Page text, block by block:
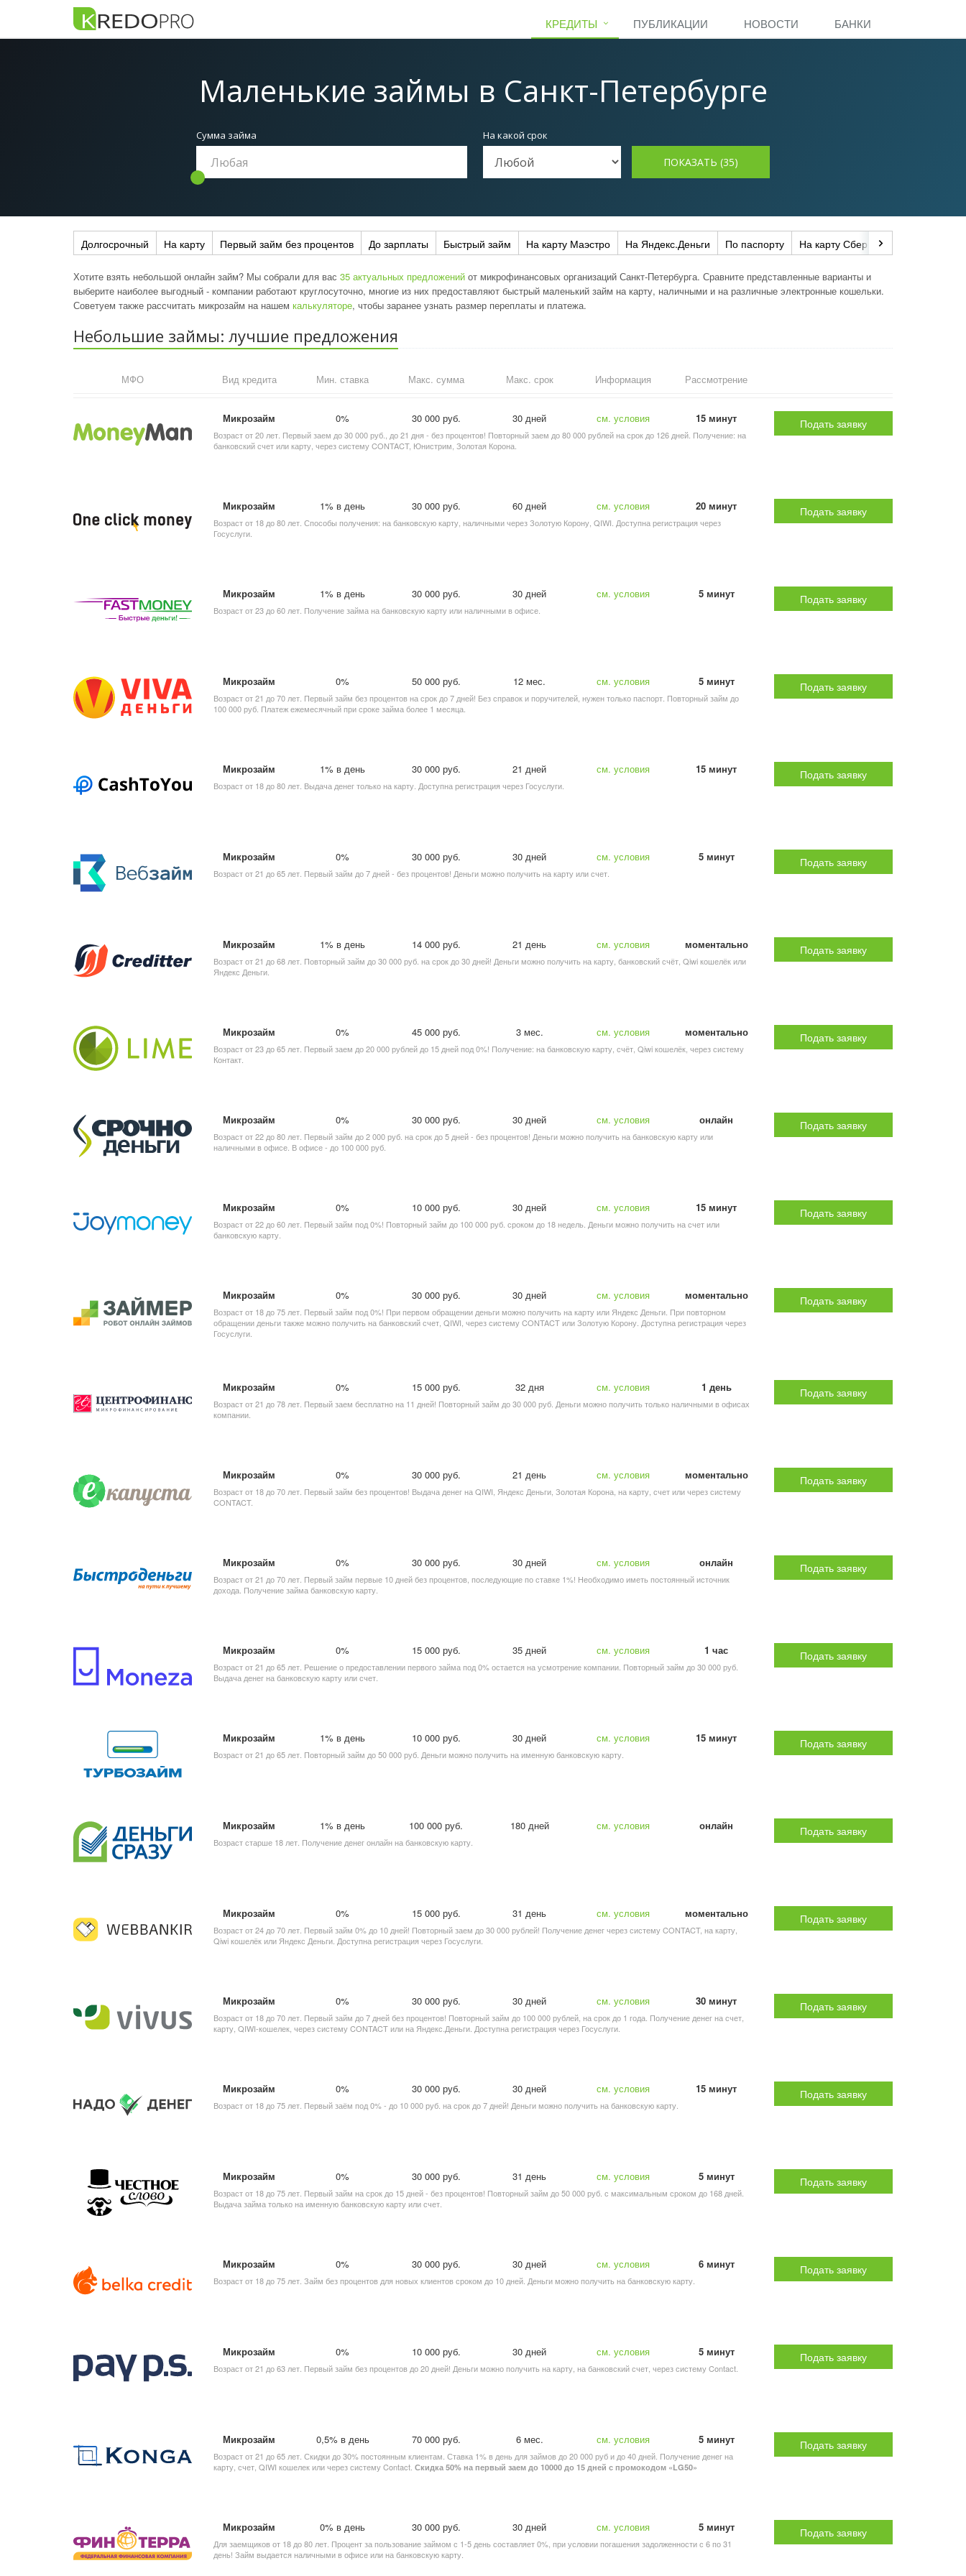
КРЕДИТЫ ПУБЛИКАЦИИ НОВОСТИ БАНКИ
Маленькие займы в Санкт-Петербурге
Сумма займа На какой срок
Долгосрочный На карту Первый займ без процентов До зарплаты Быстрый займ На карту Маэстро На Яндекс.Деньги По паспорту На карту Сбербанка
Хотите взять небольшой онлайн займ? Мы собрали для вас 35 актуальных предложений от микрофинансовых организаций Санкт-Петербурга. Сравните представленные варианты и
выберите наиболее выгодный - компании работают круглосуточно, многие из них предоставляют быстрый маленький займ на карту, наличными и на различные электронные кошельки.
Советуем также рассчитать микрозайм на нашем калькуляторе, чтобы заранее узнать размер переплаты и платежа.
Небольшие займы: лучшие предложения
МФО Вид кредита Мин. ставка Макс. сумма Макс. срок Информация Рассмотрение
Микрозайм 0% 30 000 руб. 30 дней см. условия 15 минут
Возраст от 20 лет. Первый заем до 30 000 руб., до 21 дня - без процентов! Повторный заем до 80 000 рублей на срок до 126 дней. Получение: на
банковский счет или карту, через систему CONTACT, Юнистрим, Золотая Корона.
Подать заявку
Микрозайм 1% в день 30 000 руб. 60 дней см. условия 20 минут
Возраст от 18 до 80 лет. Способы получения: на банковскую карту, наличными через Золотую Корону, QIWI. Доступна регистрация через
Госуслуги.
Подать заявку
Микрозайм 1% в день 30 000 руб. 30 дней см. условия 5 минут
Возраст от 23 до 60 лет. Получение займа на банковскую карту или наличными в офисе.
Подать заявку
Микрозайм 0% 50 000 руб. 12 мес. см. условия 5 минут
Возраст от 21 до 70 лет. Первый займ без процентов на срок до 7 дней! Без справок и поручителей, нужен только паспорт. Повторный займ до
100 000 руб. Платеж ежемесячный при сроке займа более 1 месяца.
Подать заявку
Микрозайм 1% в день 30 000 руб. 21 дней см. условия 15 минут
Возраст от 18 до 80 лет. Выдача денег только на карту. Доступна регистрация через Госуслуги.
Подать заявку
Микрозайм 0% 30 000 руб. 30 дней см. условия 5 минут
Возраст от 21 до 65 лет. Первый займ до 7 дней - без процентов! Деньги можно получить на карту или счет.
Подать заявку
Микрозайм 1% в день 14 000 руб. 21 день см. условия моментально
Возраст от 21 до 68 лет. Повторный займ до 30 000 руб. на срок до 30 дней! Деньги можно получить на карту, банковский счёт, Qiwi кошелёк или
Яндекс Деньги.
Подать заявку
Микрозайм 0% 45 000 руб. 3 мес. см. условия моментально
Возраст от 23 до 65 лет. Первый заем до 20 000 рублей до 15 дней под 0%! Получение: на банковскую карту, счёт, Qiwi кошелёк, через систему
Контакт.
Подать заявку
Микрозайм 0% 30 000 руб. 30 дней см. условия онлайн
Возраст от 22 до 80 лет. Первый займ до 2 000 руб. на срок до 5 дней - без процентов! Деньги можно получить на банковскую карту или
наличными в офисе. В офисе - до 100 000 руб.
Подать заявку
Микрозайм 0% 10 000 руб. 30 дней см. условия 15 минут
Возраст от 22 до 60 лет. Первый займ под 0%! Повторный займ до 100 000 руб. сроком до 18 недель. Деньги можно получить на счет или
банковскую карту.
Подать заявку
Микрозайм 0% 30 000 руб. 30 дней см. условия моментально
Возраст от 18 до 75 лет. Первый займ под 0%! При первом обращении деньги можно получить на карту или Яндекс Деньги. При повторном
обращении деньги также можно получить на банковский счет, QIWI, через систему CONTACT или Золотую Корону. Доступна регистрация через
Госуслуги.
Подать заявку
Микрозайм 0% 15 000 руб. 32 дня см. условия 1 день
Возраст от 21 до 78 лет. Первый заем бесплатно на 11 дней! Повторный займ до 30 000 руб. Деньги можно получить только наличными в офисах
компании.
Подать заявку
Микрозайм 0% 30 000 руб. 21 день см. условия моментально
Возраст от 18 до 70 лет. Первый займ без процентов! Выдача денег на QIWI, Яндекс Деньги, Золотая Корона, на карту, счет или через систему
CONTACT.
Подать заявку
Микрозайм 0% 30 000 руб. 30 дней см. условия онлайн
Возраст от 21 до 70 лет. Первый займ первые 10 дней без процентов, последующие по ставке 1%! Необходимо иметь постоянный источник
дохода. Получение займа банковскую карту.
Подать заявку
Микрозайм 0% 15 000 руб. 35 дней см. условия 1 час
Возраст от 21 до 65 лет. Решение о предоставлении первого займа под 0% остается на усмотрение компании. Повторный займ до 30 000 руб.
Выдача денег на банковскую карту или счет.
Подать заявку
Микрозайм 1% в день 10 000 руб. 30 дней см. условия 15 минут
Возраст от 21 до 65 лет. Повторный займ до 50 000 руб. Деньги можно получить на именную банковскую карту.
Подать заявку
Микрозайм 1% в день 100 000 руб. 180 дней см. условия онлайн
Возраст старше 18 лет. Получение денег онлайн на банковскую карту.
Подать заявку
Микрозайм 0% 15 000 руб. 31 день см. условия моментально
Возраст от 24 до 70 лет. Первый займ 0% до 10 дней! Повторный заем до 30 000 рублей! Получение денег через систему CONTACT, на карту,
Qiwi кошелёк или Яндекс Деньги. Доступна регистрация через Госуслуги.
Подать заявку
Микрозайм 0% 30 000 руб. 30 дней см. условия 30 минут
Возраст от 18 до 70 лет. Первый займ до 7 дней без процентов! Повторный займ до 100 000 рублей, на срок до 1 года. Получение денег на счет,
карту, QIWI-кошелек, через систему CONTACT или на Яндекс.Деньги. Доступна регистрация через Госуслуги.
Подать заявку
Микрозайм 0% 30 000 руб. 30 дней см. условия 15 минут
Возраст от 18 до 75 лет. Первый заём под 0% - до 10 000 руб. на срок до 7 дней! Деньги можно получить на банковскую карту.
Подать заявку
Микрозайм 0% 30 000 руб. 31 день см. условия 5 минут
Возраст от 18 до 75 лет. Первый займ на срок до 15 дней - без процентов! Повторный займ до 50 000 руб. с максимальным сроком до 168 дней.
Выдача займа только на именную банковскую карту или счет.
Подать заявку
Микрозайм 0% 30 000 руб. 30 дней см. условия 6 минут
Возраст от 18 до 75 лет. Займ без процентов для новых клиентов сроком до 10 дней. Деньги можно получить на банковскую карту.
Подать заявку
Микрозайм 0% 10 000 руб. 30 дней см. условия 5 минут
Возраст от 21 до 63 лет. Первый займ без процентов до 20 дней! Деньги можно получить на карту, на банковский счет, через систему Contact.
Подать заявку
Микрозайм 0,5% в день 70 000 руб. 6 мес. см. условия 5 минут
Возраст от 21 до 65 лет. Скидки до 30% постоянным клиентам. Ставка 1% в день для займов до 20 000 руб и до 40 дней. Получение денег на
карту, счет, QIWI кошелек или через систему Contact. Скидка 50% на первый заем до 10000 до 15 дней с промокодом «LG50»
Подать заявку
Микрозайм 0% в день 30 000 руб. 30 дней см. условия 5 минут
Для заемщиков от 18 до 80 лет. Процент за пользование займом с 1-5 день составляет 0%, при условии погашения задолженности с 6 по 31
день! Займ выдается наличными в офисе или на банковскую карту.
Подать заявку